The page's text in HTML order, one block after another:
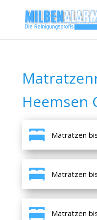
Heemsen
Matratzen
Matratzen
Matratzen